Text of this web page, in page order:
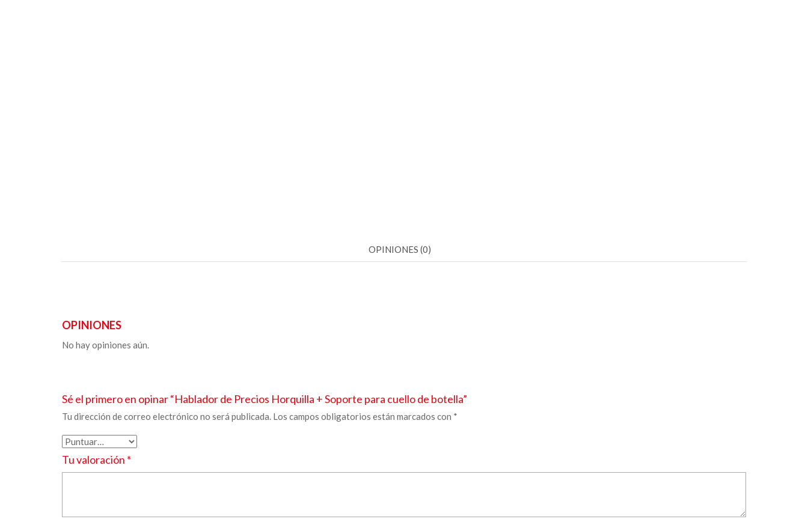
OPINIONES (0)
OPINIONES
No hay opiniones aún.
Sé el primero en opinar “Hablador de Precios Horquilla + Soporte para cuello de botella”
Tu dirección de correo electrónico no será publicada. Los campos obligatorios están marcados con *
Tu valoración *